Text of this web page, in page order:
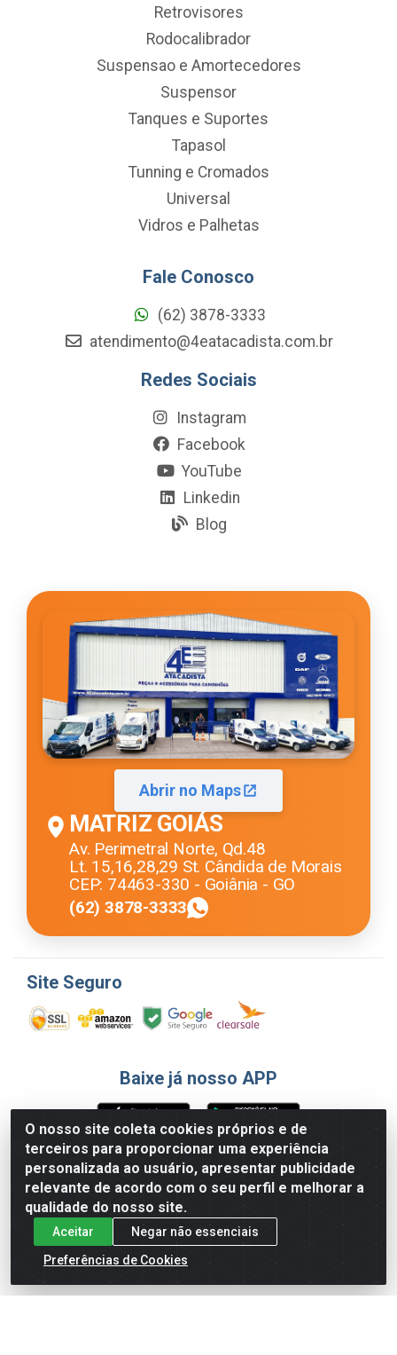
O nosso site coleta cookies próprios e de
terceiros para proporcionar uma experiência
personalizada ao usuário, apresentar publicidade
relevante de acordo com o seu perfil e melhorar a
qualidade do nosso site.
Aceitar
Negar não essenciais
Preferências de Cookies
Retrovisores
Rodocalibrador
Suspensao e Amortecedores
Suspensor
Tanques e Suportes
Tapasol
Tunning e Cromados
Universal
Vidros e Palhetas
Fale Conosco
(62) 3878-3333
atendimento@4eatacadista.com.br
Redes Sociais
Instagram
Facebook
YouTube
Linkedin
Blog
Abrir no Maps
MATRIZ GOIÁS
Av. Perimetral Norte, Qd.48
Lt. 15,16,28,29 St. Cândida de Morais
CEP: 74463-330 - Goiânia - GO
(62) 3878-3333
Site Seguro
Baixe já nosso APP
Formas de Pagamento